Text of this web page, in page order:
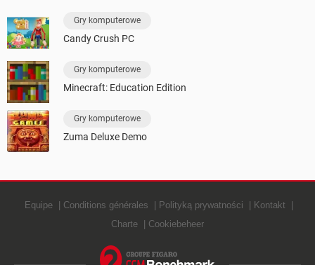
Gry komputerowe
Candy Crush PC
Gry komputerowe
Minecraft: Education Edition
Gry komputerowe
Zuma Deluxe Demo
Equipe Conditions générales Polityką prywatności
Kontakt
Charte
Cookiebeheer